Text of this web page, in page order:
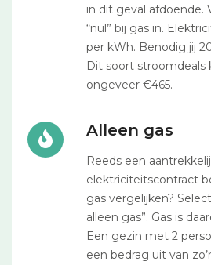
in dit geval afdoende.
“nul” bij gas in.
per kWh. Benodig jij
Dit soort stroomdeals
ongeveer €465.
Alleen gas
Reeds een
elektriciteitscontract
gas vergelijken?
alleen gas”. Gas is
Een gezin met 2
een bedrag uit van